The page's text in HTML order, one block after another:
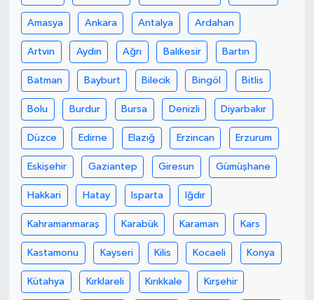
Amasya Ankara Antalya Ardahan
Artvin Aydın Ağrı Balıkesir Bartın
Batman Bayburt Bilecik Bingöl Bitlis
Bolu Burdur Bursa Denizli Diyarbakır
Düzce Edirne Elazığ Erzincan Erzurum
Eskişehir Gaziantep Giresun Gümüşhane
Hakkari Hatay Isparta Iğdır
Kahramanmaraş Karabük Karaman Kars
Kastamonu Kayseri Kilis Kocaeli Konya
Kütahya Kırklareli Kırıkkale Kırşehir